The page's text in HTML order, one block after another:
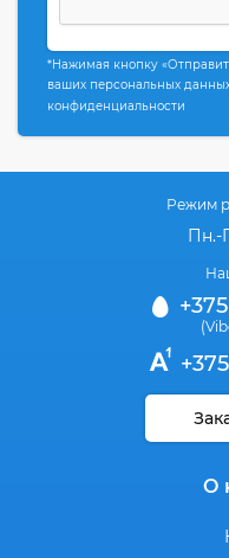
*Нажимая кнопку
ваших персональных
конфиденциальности
Режим
Пн.-
О